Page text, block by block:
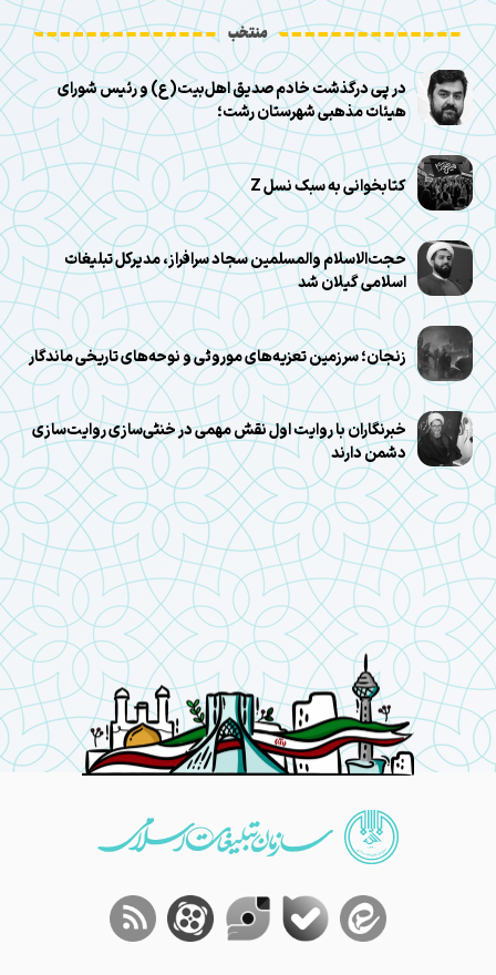
منتخب
در پی درگذشت خادم صدیق اهل‌بیت(ع) و رئیس شورای
هیئات مذهبی شهرستان رشت؛
کتابخوانی به سبک نسل Z
حجت‌الاسلام والمسلمین سجاد سرافراز، مدیرکل تبلیغات
اسلامی گیلان شد
زنجان؛ سرزمین تعزیه‌های موروثی و نوحه‌های تاریخی ماندگار
خبرنگاران با روایت اول نقش مهمی در خنثی‌سازی روایت‌سازی
دشمن دارند